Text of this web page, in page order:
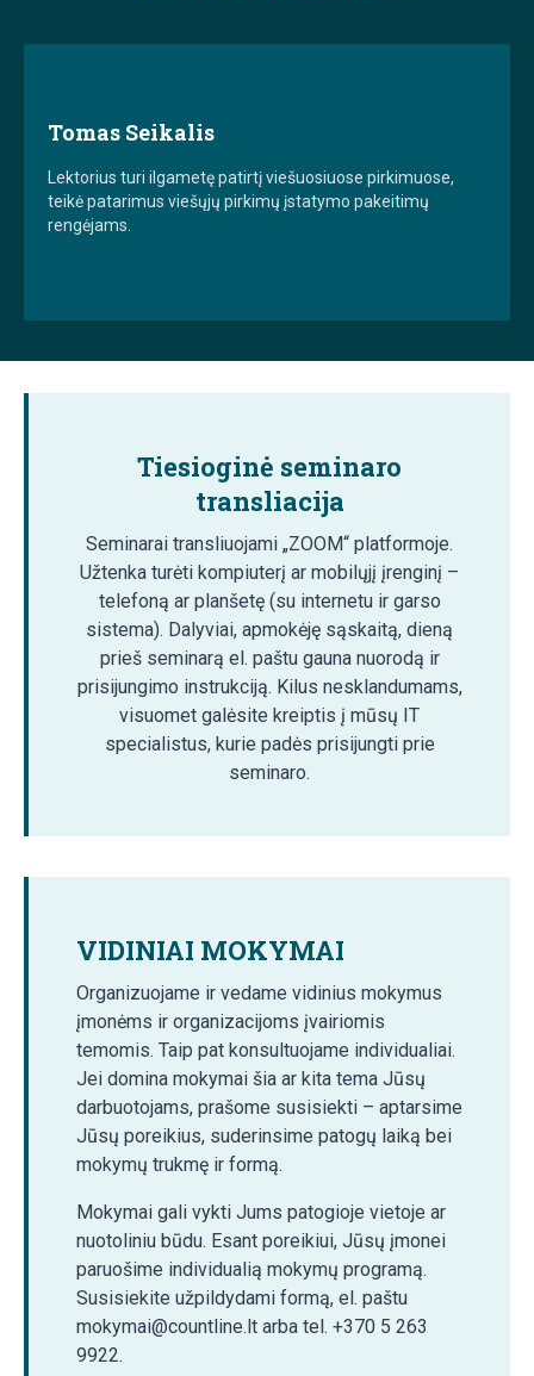
Tomas Seikalis
Lektorius turi ilgametę patirtį viešuosiuose pirkimuose,
teikė patarimus viešųjų pirkimų įstatymo pakeitimų
rengėjams.
Tiesioginė seminaro
transliacija
Seminarai transliuojami „ZOOM“ platformoje.
Užtenka turėti kompiuterį ar mobilųjį įrenginį –
telefoną ar planšetę (su internetu ir garso
sistema). Dalyviai, apmokėję sąskaitą, dieną
prieš seminarą el. paštu gauna nuorodą ir
prisijungimo instrukciją. Kilus nesklandumams,
visuomet galėsite kreiptis į mūsų IT
specialistus, kurie padės prisijungti prie
seminaro.
VIDINIAI MOKYMAI
Organizuojame ir vedame vidinius mokymus
įmonėms ir organizacijoms įvairiomis
temomis. Taip pat konsultuojame individualiai.
Jei domina mokymai šia ar kita tema Jūsų
darbuotojams, prašome susisiekti – aptarsime
Jūsų poreikius, suderinsime patogų laiką bei
mokymų trukmę ir formą.
Mokymai gali vykti Jums patogioje vietoje ar
nuotoliniu būdu. Esant poreikiui, Jūsų įmonei
paruošime individualią mokymų programą.
Susisiekite užpildydami formą, el. paštu
mokymai@countline.lt arba tel. +370 5 263
9922.